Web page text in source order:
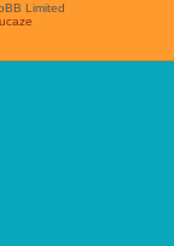
Limited